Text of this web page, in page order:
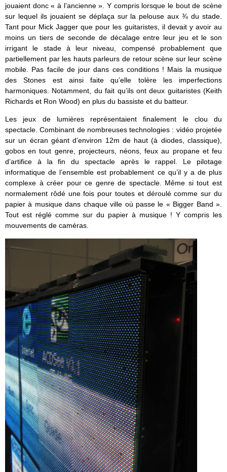
jouaient donc « à l’ancienne ». Y compris lorsque le bout de scène
sur lequel ils jouaient se déplaça sur la pelouse aux ¾ du stade.
Tant pour Mick Jagger que pour les guitaristes, il devait y avoir au
moins un tiers de seconde de décalage entre leur jeu et le son
irrigant le stade à leur niveau, compensé probablement que
partiellement par les hauts parleurs de retour scène sur leur scène
mobile. Pas facile de jour dans ces conditions ! Mais la musique
des Stones est ainsi faite qu’elle tolère les imperfections
harmoniques. Notamment, du fait qu’ils ont deux guitaristes (Keith
Richards et Ron Wood) en plus du bassiste et du batteur.
Les jeux de lumières représentaient finalement le clou du
spectacle. Combinant de nombreuses technologies : vidéo projetée
sur un écran géant d’environ 12m de haut (à diodes, classique),
gobos en tout genre, projecteurs, néons, feux au propane et feu
d’artifice à la fin du spectacle après le rappel. Le pilotage
informatique de l’ensemble est probablement ce qu’il y a de plus
complexe à créer pour ce genre de spectacle. Même si tout est
normalement rôdé une fois pour toutes et déroulé comme sur du
papier à musique dans chaque ville où passe le « Bigger Band ».
Tout est réglé comme sur du papier à musique ! Y compris les
mouvements de caméras.